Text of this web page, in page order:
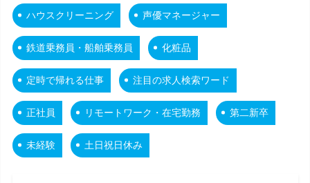
ハウスクリーニング 声優マネージャー
鉄道乗務員・船舶乗務員 化粧品
定時で帰れる仕事 注目の求人検索ワード
正社員 リモートワーク・在宅勤務 第二新卒
未経験 土日祝日休み